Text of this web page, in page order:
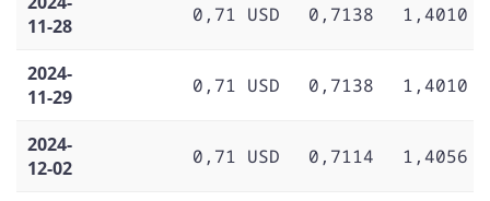
11-28
0,71 USD 0,7138 1,4010
2024-
11-29
0,71 USD 0,7138 1,4010
2024-
12-02
0,71 USD 0,7114 1,4056